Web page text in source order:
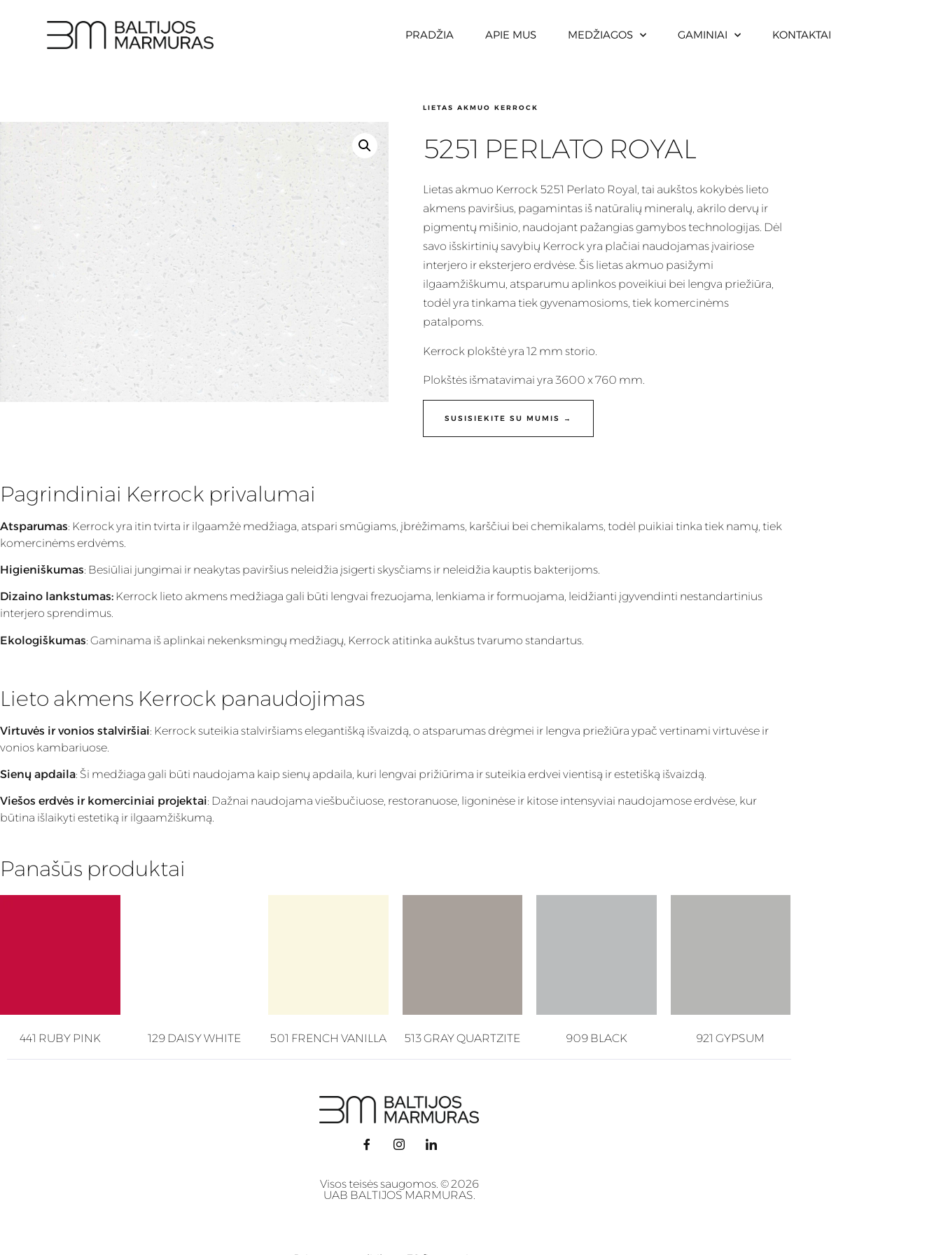
PRADŽIA APIE MUS MEDŽIAGOS GAMINIAI KONTAKTAI
LIETAS AKMUO KERROCK
5251 PERLATO ROYAL
Lietas akmuo Kerrock 5251 Perlato Royal, tai aukštos kokybės lieto
akmens paviršius, pagamintas iš natūralių mineralų, akrilo dervų ir
pigmentų mišinio, naudojant pažangias gamybos technologijas. Dėl
savo išskirtinių savybių Kerrockyra plačiai naudojamas įvairiose
interjero ir eksterjero erdvėse. Šis lietas akmuo pasižymi
ilgaamžiškumu, atsparumu aplinkos poveikiui bei lengva priežiūra,
todėl yra tinkama tiek gyvenamosioms, tiek komercinėms
patalpoms.
Kerrock plokštė yra 12 mm storio.
Plokštės išmatavimai yra 3600 x 760 mm.
SUSISIEKITE SU MUMIS →
Pagrindiniai Kerrock privalumai
Atsparumas: Kerrock yra itin tvirta ir ilgaamžė medžiaga, atspari smūgiams, įbrėžimams, karščiui bei chemikalams, todėl puikiai tinka tiek namų, tiek
komercinėms erdvėms.
Higieniškumas: Besiūliai jungimai ir neakytas paviršius neleidžia įsigerti skysčiams ir neleidžia kauptis bakterijoms.
Dizaino lankstumas: Kerrock lieto akmens medžiaga gali būti lengvai frezuojama, lenkiama ir formuojama, leidžianti įgyvendinti nestandartinius
interjero sprendimus.
Ekologiškumas: Gaminama iš aplinkai nekenksmingų medžiagų, Kerrock atitinka aukštus tvarumo standartus.
Lieto akmens Kerrock panaudojimas
Virtuvės ir vonios stalviršiai: Kerrock suteikia stalviršiams elegantišką išvaizdą, o atsparumas drėgmei ir lengva priežiūra ypač vertinami virtuvėse ir
vonios kambariuose.
Sienų apdaila: Ši medžiaga gali būti naudojama kaip sienų apdaila, kuri lengvai prižiūrima ir suteikia erdvei vientisą ir estetišką išvaizdą.
Viešos erdvės ir komerciniai projektai: Dažnai naudojama viešbučiuose, restoranuose, ligoninėse ir kitose intensyviai naudojamose erdvėse, kur
būtina išlaikyti estetiką ir ilgaamžiškumą.
Panašūs produktai
441 RUBY PINK 129 DAISY WHITE 501 FRENCH VANILLA 513 GRAY QUARTZITE 909 BLACK 921 GYPSUM
Visos teisės saugomos. © 2026
UAB BALTIJOS MARMURAS.